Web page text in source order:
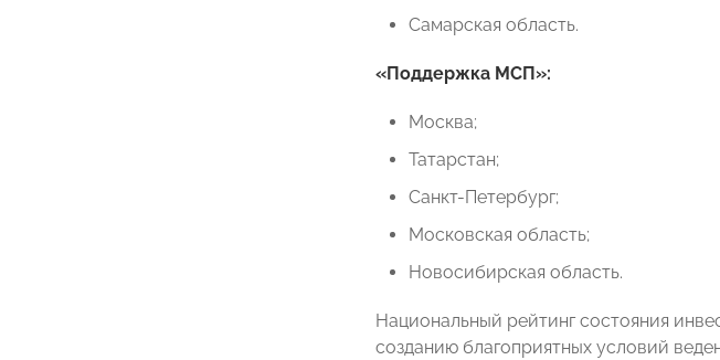
Самарская область.
«Поддержка МСП»:
Москва;
Татарстан;
Санкт-Петербург;
Московская область;
Новосибирская область.
Национальный рейтинг состояния
созданию благоприятных условий